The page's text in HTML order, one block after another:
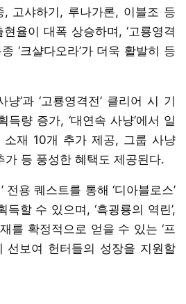
, 고샤하기, 루나가론, 이블조 등
율이 대폭 상승하며, ‘고룡영격
‘크샬다오라’가 더욱 활발히 등
냥’과 ‘고룡영격전’ 클리어 시 기
량 증가, ‘대연속 사냥’에서 일
소재 10개 추가 제공, 그룹 사냥
가 등 풍성한 혜택도 제공된다.
전용 퀘스트를 통해 ‘디아블로스’
할 수 있으며, ‘흑굉룡의 역린’,
를 확정적으로 얻을 수 있는 ‘프
선보여 헌터들의 성장을 지원할